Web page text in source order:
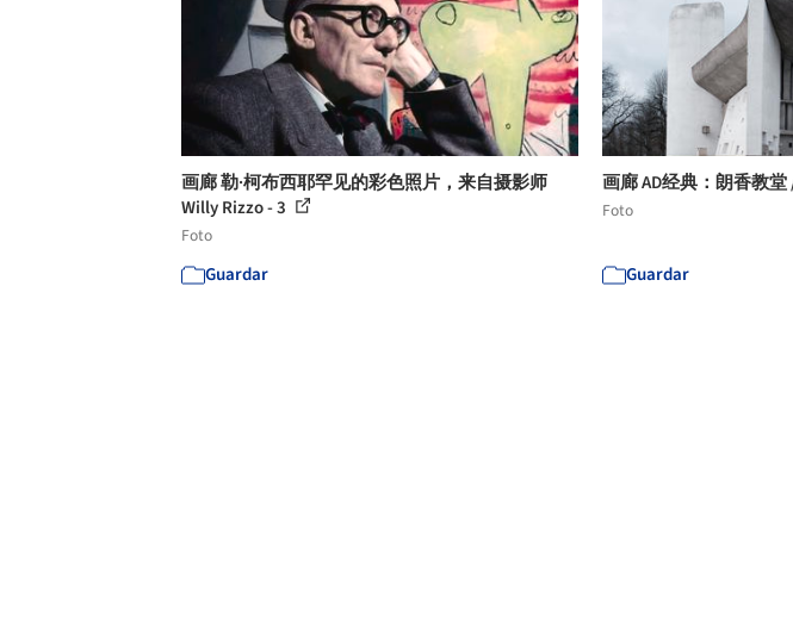
画廊 勒·柯布西耶罕见的彩色照片，来自摄影师
Willy Rizzo - 3
Foto
Guardar
画廊 AD经典：朗香教堂
Foto
Guardar